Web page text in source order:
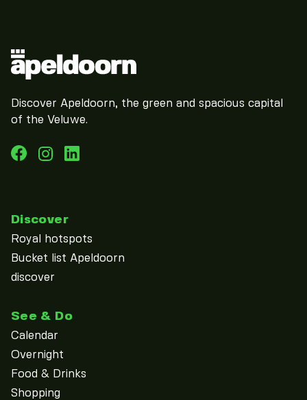
Discover Apeldoorn, the green and spacious capital
of the Veluwe.
Discover
Royal hotspots
Bucket list Apeldoorn
discover
See & Do
Calendar
Overnight
Food & Drinks
Shopping